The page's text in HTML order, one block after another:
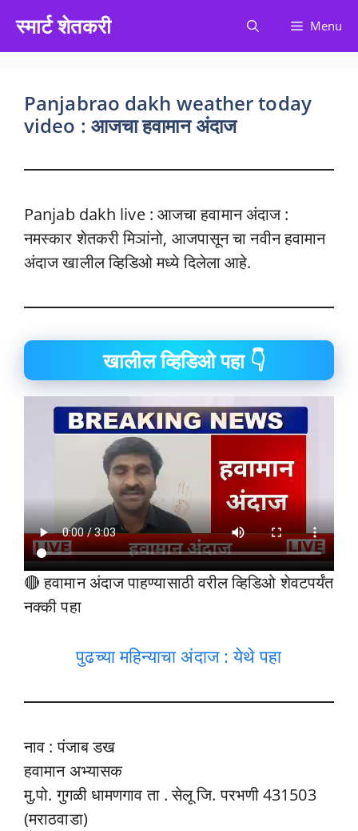
content
स्मार्ट शेतकरी Menu
Panjabrao dakh weather today
video : आजचा हवामान अंदाज
Panjab dakh live : आजचा हवामान अंदाज :
नमस्कार शेतकरी मिञांनो, आजपासून चा नवीन हवामान
अंदाज खालील व्हिडिओ मध्ये दिलेला आहे.
खालील व्हिडिओ पहा 👇
🔴 हवामान अंदाज पाहण्यासाठी वरील व्हिडिओ शेवटपर्यंत
नक्की पहा
पुढच्या महिन्याचा अंदाज : येथे पहा
नाव : पंजाब डख
हवामान अभ्यासक
मु.पो. गुगळी धामणगाव ता . सेलू जि. परभणी 431503
(मराठवाडा)